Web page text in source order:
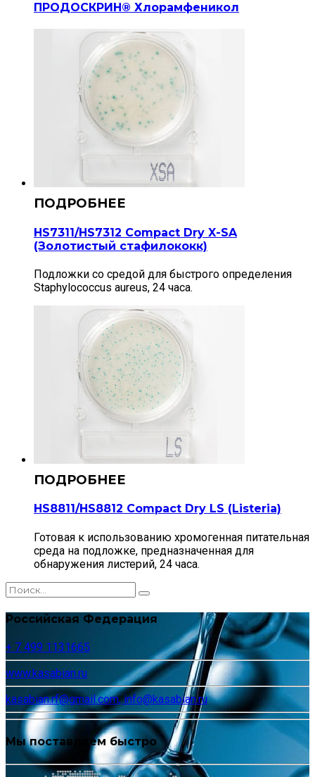
ПРОДОСКРИН® Хлорамфеникол
HS7311/HS7312 Compact Dry X-SA
(Золотистый стафилококк)
Подложки со средой для быстрого определения
Staphylococcus aureus, 24 часа.
HS8811/HS8812 Compact Dry LS (Listeria)
Готовая к использованию хромогенная питательная
среда на подложке, предназначенная для
обнаружения листерий, 24 часа.
Российская Федерация
+ 7 499 1131665
www.kasabian.ru
kasabian.rf@gmail.com, info@kasabian.ru
Мы поставляем быстро